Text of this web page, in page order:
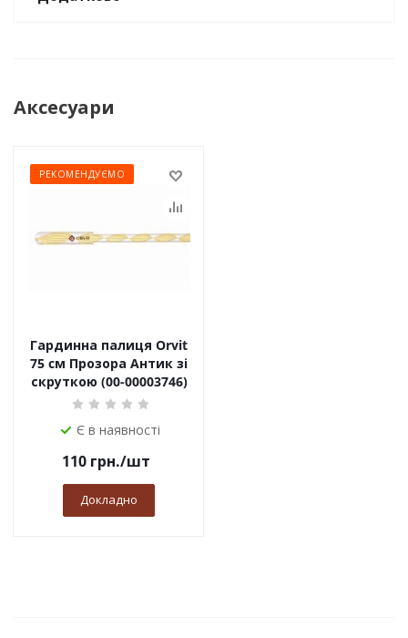
Аксесуари
РЕКОМЕНДУЄМО
Гардинна палиця Orvit
75 cм Прозора Антик зі
скруткою (00-00003746)
Є в наявності
110грн./шт
Докладно